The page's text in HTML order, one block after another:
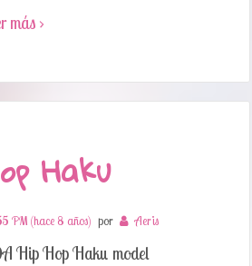
más ›
Haku
PM (hace 8 años) por Aeris
Hip Hop Haku model